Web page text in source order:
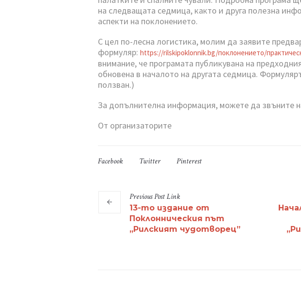
на следващата седмица, както и друга полезна
аспекти на поклонението.
С цел по-лесна логистика, молим да заявите
формуляр: https://rilskipoklonnik.bg/поклонението/
внимание, че програмата публикувана на
обновена в началото на другата седмица.
ползван.)
За допълнителна информация, можете да звъните
От организаторите
Facebook Twitter Pinterest
PreviousPostLink
13-то издание от
Поклонническия път
„Рилският чудотворец”